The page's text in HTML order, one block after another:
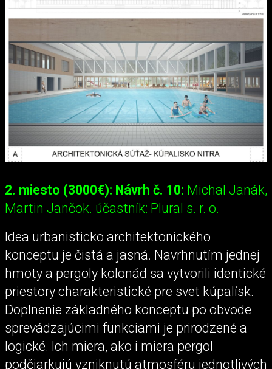
2. miesto (3000€): Návrh č. 10: Michal Janák,
Martin Jančok. účastník: Plural s. r. o.
Idea urbanisticko architektonického
konceptu je čistá a jasná. Navrhnutím jednej
hmoty a pergoly kolonád sa vytvorili identické
priestory charakteristické pre svet kúpalísk.
Doplnenie základného konceptu po obvode
sprevádzajúcimi funkciami je prirodzené a
logické. Ich miera, ako i miera pergol
podčiarkujú vzniknutú atmosféru jednotlivých